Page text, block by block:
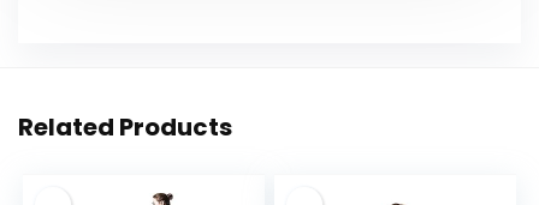
Related Products